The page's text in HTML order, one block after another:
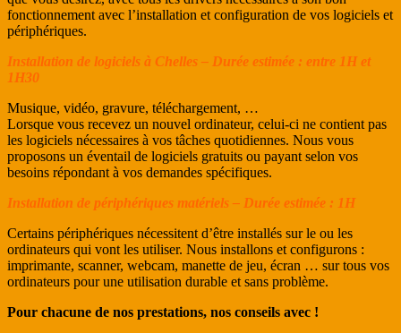
fonctionnement avec l’installation et configuration de vos logiciels et
périphériques.
Installation de logiciels à Chelles – Durée estimée : entre 1H et
1H30
Musique, vidéo, gravure, téléchargement, …
Lorsque vous recevez un nouvel ordinateur, celui-ci ne contient pas
les logiciels nécessaires à vos tâches quotidiennes. Nous vous
proposons un éventail de logiciels gratuits ou payant selon vos
besoins répondant à vos demandes spécifiques.
Installation de périphériques matériels – Durée estimée : 1H
Certains périphériques nécessitent d’être installés sur le ou les
ordinateurs qui vont les utiliser. Nous installons et configurons :
imprimante, scanner, webcam, manette de jeu, écran … sur tous vos
ordinateurs pour une utilisation durable et sans problème.
Pour chacune de nos prestations, nos conseils avec !